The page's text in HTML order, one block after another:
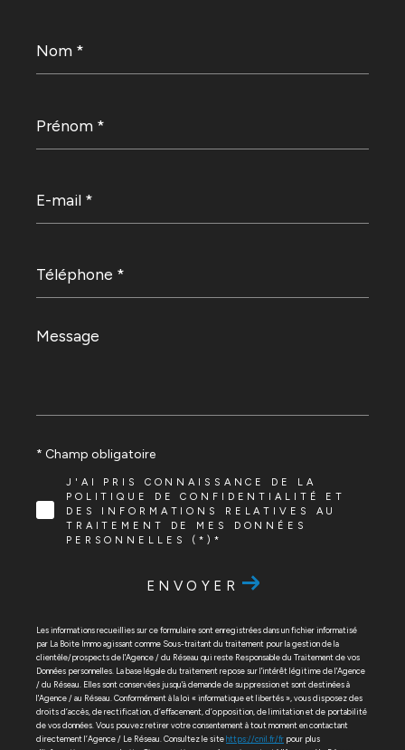
*
*
mail
*
*
Message
*
J'AI PRIS CONNAISSANCE DE LA
POLITIQUE DE CONFIDENTIALITÉ ET
DES INFORMATIONS RELATIVES AU
TRAITEMENT DE MES DONNÉES
PERSONNELLES (*)*
* Champ obligatoire
ENVOYER
Les informations recueillies sur ce formulaire sont enregistrées dans un fichier informatisé
par La Boite Immo agissant comme Sous-traitant du traitement pour la gestion de la
clientèle/prospects de l'Agence / du Réseau qui reste Responsable du Traitement de vos
Données personnelles. La base légale du traitement repose sur l'intérêt légitime de l'Agence
/ du Réseau. Elles sont conservées jusqu'à demande de suppression et sont destinées à
l'Agence / au Réseau. Conformément à la loi « informatique et libertés », vous disposez des
droits d’accès, de rectification, d’effacement, d’opposition, de limitation et de portabilité
de vos données. Vous pouvez retirer votre consentement à tout moment en contactant
directement l’Agence / Le Réseau. Consultez le sitehttps://cnil.fr/fr pour plus